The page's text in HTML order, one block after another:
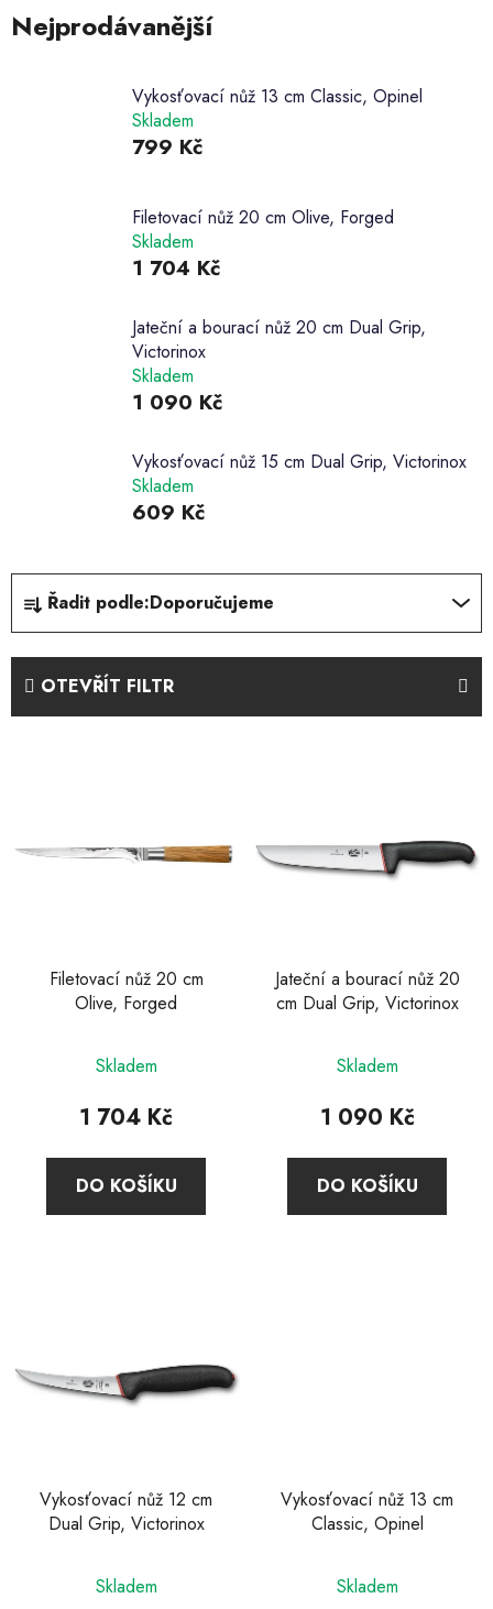
Nejprodávanější
Vykosťovací nůž 13 cm Classic, Opinel
Skladem
799 Kč
Filetovací nůž 20 cm Olive, Forged
Skladem
1 704 Kč
Jateční a bourací nůž 20 cm Dual Grip,
Victorinox
Skladem
1 090 Kč
Vykosťovací nůž 15 cm Dual Grip, Victorinox
Skladem
609 Kč
Ř
z
í
d
Řadit podle:Doporučujeme
OTEVŘÍT FILTR
i
Filetovací nůž 20 cm
Olive, Forged
Skladem
1 704 Kč
DO KOŠÍKU
Jateční a bourací nůž 20
cm Dual Grip, Victorinox
Skladem
1 090 Kč
DO KOŠÍKU
Vykosťovací nůž 12 cm
Dual Grip, Victorinox
Skladem
Vykosťovací nůž 13 cm
Classic, Opinel
Skladem